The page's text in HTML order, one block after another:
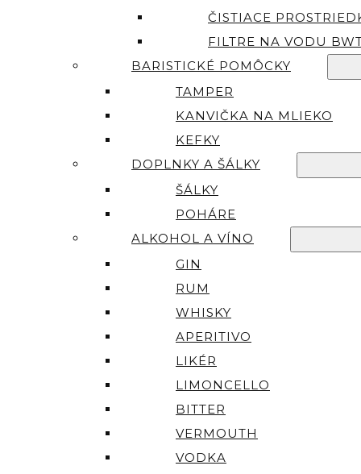
ČISTIACE
FILTRE NA VODU
BARISTICKÉ POMÔCKY
TAMPER
KANVIČKA NA MLIEKO
KEFKY
DOPLNKY A ŠÁLKY
ŠÁLKY
POHÁRE
ALKOHOL A VÍNO
GIN
RUM
WHISKY
APERITIVO
LIKÉR
LIMONCELLO
BITTER
VERMOUTH
VODKA